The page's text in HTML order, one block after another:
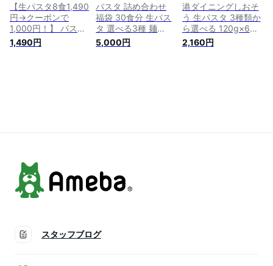
【生パスタ8食1,490
円→クーポンで
1,000円！】 パスタ
生パスタ 3種類から
選べる 北海道 金の.
1,490円
パスタ 詰め合わせ
福袋 30食分 生パス
タ 選べる3種 麺
180g×15袋 パスタ
リングイネ フェット
5,000円
港ダイニングしおそ
う 生パスタ 3種類か
ら選べる 120g×6袋
パスタ スパゲティ
フェットチーネ リン
2,160円
スタッフブログ